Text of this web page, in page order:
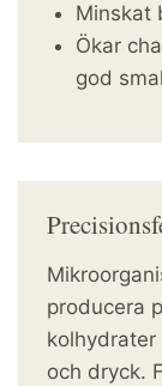
producera
och dryck.
Minskat
Ökar
god